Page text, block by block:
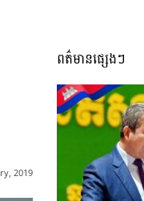
2019
ពត៌មានផ្សេងៗ